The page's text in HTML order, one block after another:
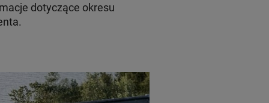
dotyczące okresu